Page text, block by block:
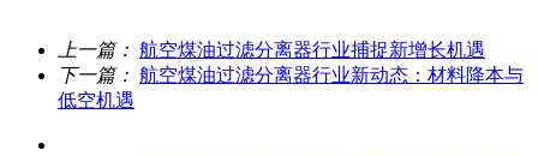
上一篇： 航空煤油过滤分离器行业捕捉新增长机遇
下一篇： 航空煤油过滤分离器行业新动态：材料降本与
低空机遇